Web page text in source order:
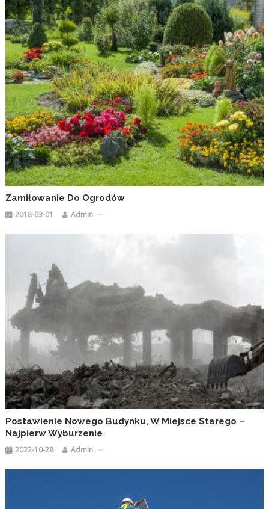
Zamiłowanie Do Ogrodów
2018-03-01 Admin
Postawienie Nowego Budynku, W Miejsce Starego –
Najpierw Wyburzenie
2022-10-28 Admin